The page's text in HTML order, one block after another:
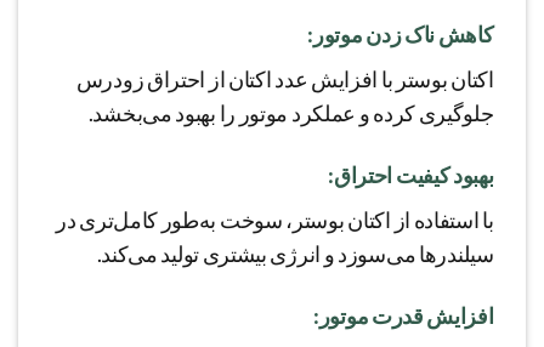
کاهش ناک زدن موتور:
اکتان بوستر با افزایش عدد اکتان از احتراق زودرس
جلوگیری کرده و عملکرد موتور را بهبود می‌بخشد.
بهبود کیفیت احتراق:
با استفاده از اکتان بوستر، سوخت به‌طور کامل‌تری در
سیلندرها می‌سوزد و انرژی بیشتری تولید می‌کند.
افزایش قدرت موتور: